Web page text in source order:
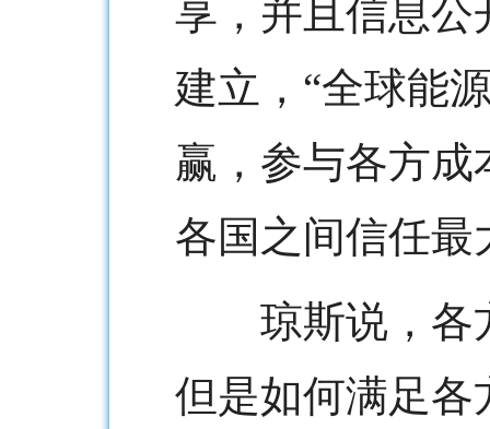
享，并且信息公
建立，“全球能
赢，参与各方
各国之间信任最
琼斯说，各方
但是如何满足各